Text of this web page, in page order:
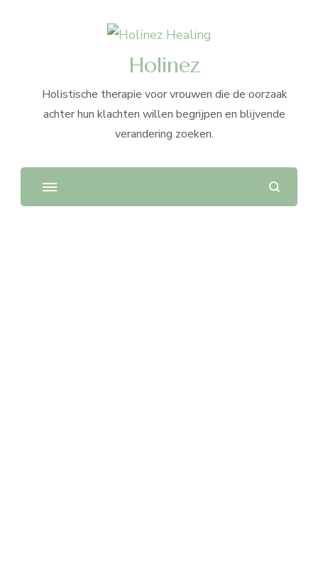
Holinez
Holistische therapie voor vrouwen die de oorzaak
achter hun klachten willen begrijpen en blijvende
verandering zoeken.